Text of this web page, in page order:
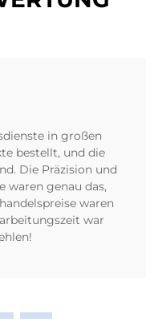
in großen
bestellt, und die
Die Präzision und
waren genau das,
waren
war